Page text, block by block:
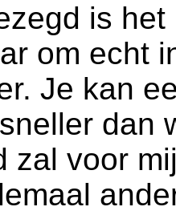
is
om echt
Je kan
dan
zal voor